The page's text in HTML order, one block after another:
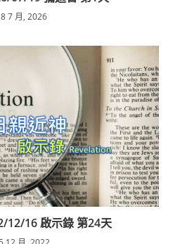
7 月, 2026
12/16 啟示錄 第24天